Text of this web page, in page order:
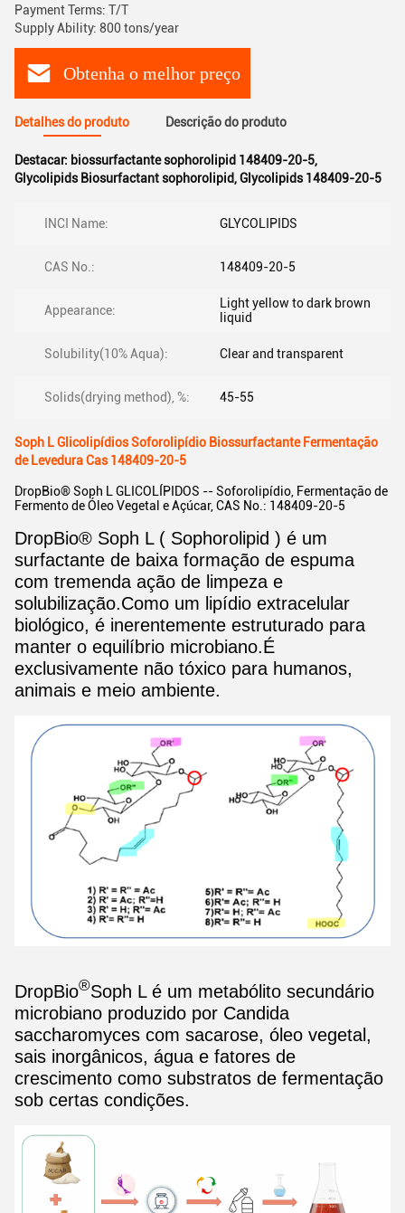
Payment Terms: T/T
Supply Ability: 800 tons/year
Obtenha o melhor preço
Detalhes do produto Descrição do produto
Destacar: biossurfactante sophorolipid 148409-20-5,
Glycolipids Biosurfactant sophorolipid,Glycolipids 148409-20-5
INCI Name: GLYCOLIPIDS
CAS No.: 148409-20-5
Appearance:
Light yellow to dark brown
liquid
Solubility(10% Aqua): Clear and transparent
Solids(drying method), %: 45-55
Soph L Glicolipídios Soforolipídio Biossurfactante Fermentação
de Levedura Cas 148409-20-5
DropBio® Soph L GLICOLÍPIDOS -- Soforolipídio, Fermentação de
Fermento de Óleo Vegetal e Açúcar, CAS No.: 148409-20-5
DropBio® Soph L ( Sophorolipid ) é um
surfactante de baixa formação de espuma
com tremenda ação de limpeza e
solubilização.Como um lipídio extracelular
biológico, é inerentemente estruturado para
manter o equilíbrio microbiano.É
exclusivamente não tóxico para humanos,
animais e meio ambiente.
DropBio®Soph L é um metabólito secundário
microbiano produzido por Candida
saccharomyces com sacarose, óleo vegetal,
sais inorgânicos, água e fatores de
crescimento como substratos de fermentação
sob certas condições.